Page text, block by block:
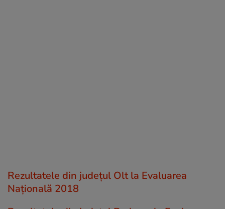
Rezultatele din județul Olt la Evaluarea
Națională 2018